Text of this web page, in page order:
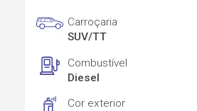
Carroçaria
SUV/TT
Combustível
Diesel
Cor exterior